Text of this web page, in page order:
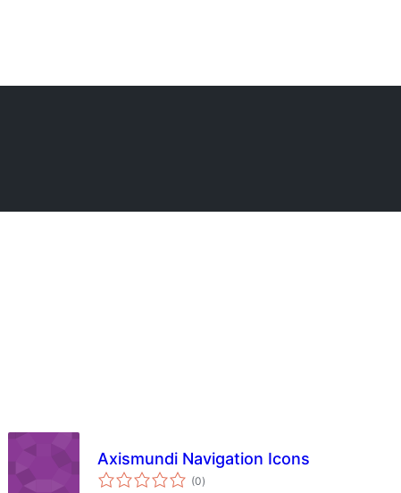
Axismundi Navigation Icons
(0celkové
hodnotenie
)